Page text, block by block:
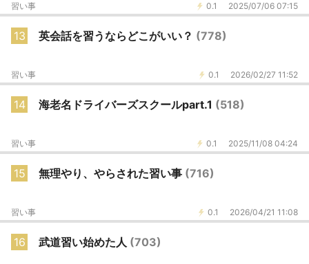
0.1 2025/07/06 07:15
習い事
13 英会話を習うならどこがいい？ (778)
0.1 2026/02/27 11:52
習い事
14 海老名ドライバーズスクールpart.1 (518)
0.1 2025/11/08 04:24
習い事
15 無理やり、やらされた習い事 (716)
0.1 2026/04/21 11:08
習い事
16 武道習い始めた人 (703)